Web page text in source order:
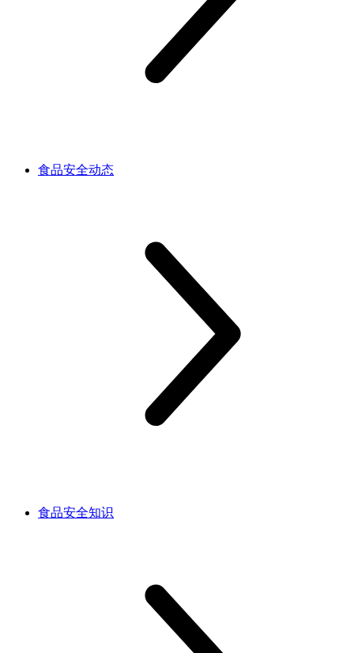
食品安全动态
食品安全知识